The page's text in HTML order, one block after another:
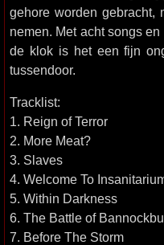
gehore worden gebracht,
nemen. Met acht songs
de klok is het een fijn
tussendoor.
Tracklist:
1. Reign of Terror
2. More Meat?
3. Slaves
4. Welcome To
5. Within Darkness
6. The Battle of
7. Before The Storm